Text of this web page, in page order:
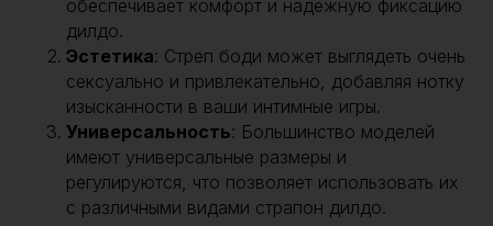
обеспечивает комфорт и надежную фиксацию
дилдо.
Эстетика: Стреп боди может выглядеть очень
сексуально и привлекательно, добавляя нотку
изысканности в ваши интимные игры.
Универсальность: Большинство моделей
имеют универсальные размеры и
регулируются, что позволяет использовать их
с различными видами страпон дилдо.